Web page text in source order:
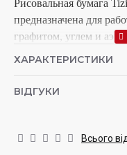
Рисовальная бумага
предназначена для
графитом, углем и
поверхностью.
ХАРАКТЕРИСТИКИ
ВІДГУКИ
Всього